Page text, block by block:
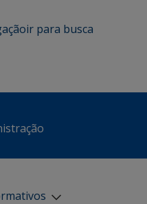
ir para busca